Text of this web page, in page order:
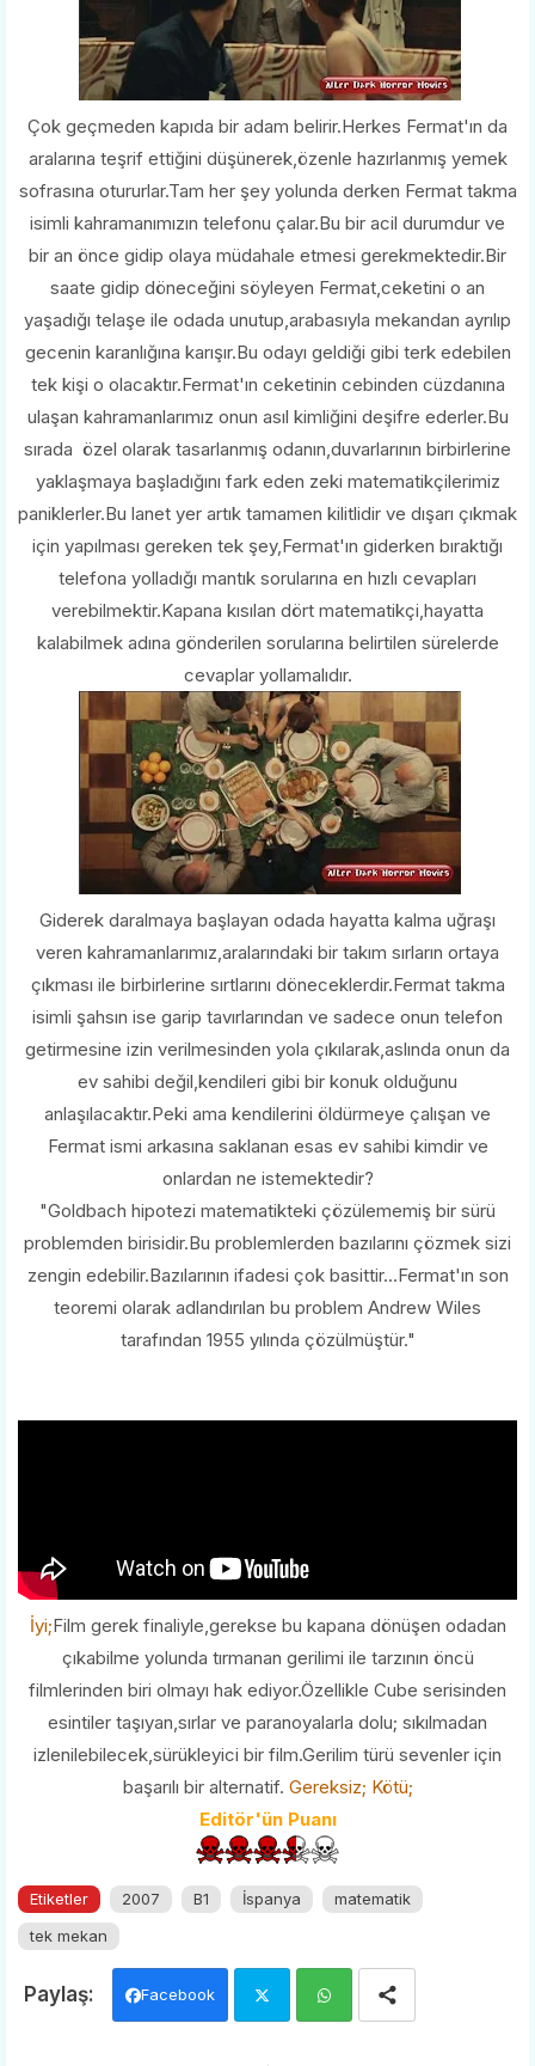
Çok geçmeden kapıda bir adam belirir.Herkes Fermat'ın da
aralarına teşrif ettiğini düşünerek,özenle hazırlanmış yemek
sofrasına otururlar.Tam her şey yolunda derken Fermat takma
isimli kahramanımızın telefonu çalar.Bu bir acil durumdur ve
bir an önce gidip olaya müdahale etmesi gerekmektedir.Bir
saate gidip döneceğini söyleyen Fermat,ceketini o an
yaşadığı telaşe ile odada unutup,arabasıyla mekandan ayrılıp
gecenin karanlığına karışır.Bu odayı geldiği gibi terk edebilen
tek kişi o olacaktır.Fermat'ın ceketinin cebinden cüzdanına
ulaşan kahramanlarımız onun asıl kimliğini deşifre ederler.Bu
sırada özel olarak tasarlanmış odanın,duvarlarının birbirlerine
yaklaşmaya başladığını fark eden zeki matematikçilerimiz
paniklerler.Bu lanet yer artık tamamen kilitlidir ve dışarı çıkmak
için yapılması gereken tek şey,Fermat'ın giderken bıraktığı
telefona yolladığı mantık sorularına en hızlı cevapları
verebilmektir.Kapana kısılan dört matematikçi,hayatta
kalabilmek adına gönderilen sorularına belirtilen sürelerde
cevaplar yollamalıdır.
Giderek daralmaya başlayan odada hayatta kalma uğraşı
veren kahramanlarımız,aralarındaki bir takım sırların ortaya
çıkması ile birbirlerine sırtlarını döneceklerdir.Fermat takma
isimli şahsın ise garip tavırlarından ve sadece onun telefon
getirmesine izin verilmesinden yola çıkılarak,aslında onun da
ev sahibi değil,kendileri gibi bir konuk olduğunu
anlaşılacaktır.Peki ama kendilerini öldürmeye çalışan ve
Fermat ismi arkasına saklanan esas ev sahibi kimdir ve
onlardan ne istemektedir?
"Goldbach hipotezi matematikteki çözülememiş bir sürü
problemden birisidir.Bu problemlerden bazılarını çözmek sizi
zengin edebilir.Bazılarının ifadesi çok basittir...Fermat'ın son
teoremi olarak adlandırılan bu problem Andrew Wiles
tarafından 1955 yılında çözülmüştür."
İyi;Film gerek finaliyle,gerekse bu kapana dönüşen odadan
çıkabilme yolunda tırmanan gerilimi ile tarzının öncü
filmlerinden biri olmayı hak ediyor.Özellikle Cube serisinden
esintiler taşıyan,sırlar ve paranoyalarla dolu; sıkılmadan
izlenilebilecek,sürükleyici bir film.Gerilim türü sevenler için
başarılı bir alternatif. Gereksiz; Kötü;
Editör'ün Puanı
Etiketler 2007 B1 İspanya
matematik
tek mekan
Facebook